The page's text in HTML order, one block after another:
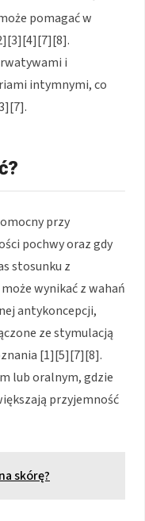
pomagać w
i
intymnymi, co
przy
pochwy oraz gdy
stosunku z
wynikać z wahań
antykoncepcji,
ze stymulacją
[1][5][7][8].
lub oralnym, gdzie
przyjemność
skórę?